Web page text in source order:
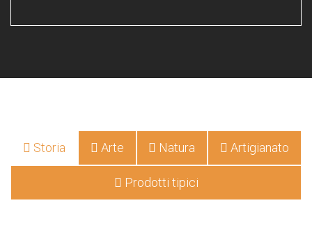
Storia Arte Natura Artigianato
Prodotti tipici